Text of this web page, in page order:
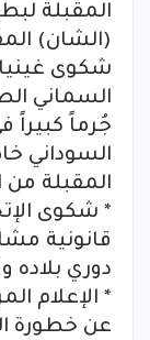
المقبلة
(الشان)
شكوى
السماني
جُرماً كبيراً
السوداني
المقبلة من
* شكوى
قانونية
دوري
* الإعلام
عن خطورة